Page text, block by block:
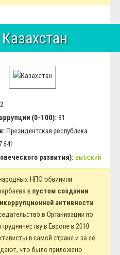
Казахстан
(0-100): 31
Президентская республика
641
развития): высокий
НПО обвинили
в пустом создании
активности.
в Организации по
в Европе в 2010
в самой стране и за её
что было приложено